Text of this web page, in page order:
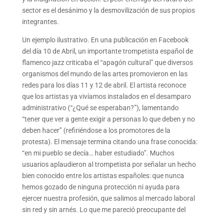
sector es el desánimo y la desmovilización de sus propios
integrantes.
Un ejemplo ilustrativo. En una publicación en Facebook
del día 10 de Abril, un importante trompetista español de
flamenco jazz criticaba el “apagón cultural” que diversos
organismos del mundo de las artes promovieron en las
redes para los días 11 y 12 de abril. El artista reconoce
que los artistas ya vivíamos instalados en el desamparo
administrativo (“¿Qué se esperaban?”), lamentando
“tener que ver a gente exigir a personas lo que deben y no
deben hacer” (refiriéndose a los promotores de la
protesta). El mensaje termina citando una frase conocida:
“en mi pueblo se decía… haber estudiado”. Muchos
usuarios aplaudieron al trompetista por señalar un hecho
bien conocido entre los artistas españoles: que nunca
hemos gozado de ninguna protección ni ayuda para
ejercer nuestra profesión, que salimos al mercado laboral
sin red y sin arnés. Lo que me pareció preocupante del